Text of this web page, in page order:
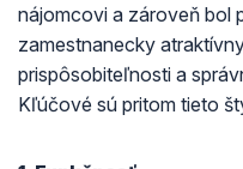
nájomcovi a zároveň bol
zamestnanecky
prispôsobiteľnosti a
Kľúčové sú pritom tieto